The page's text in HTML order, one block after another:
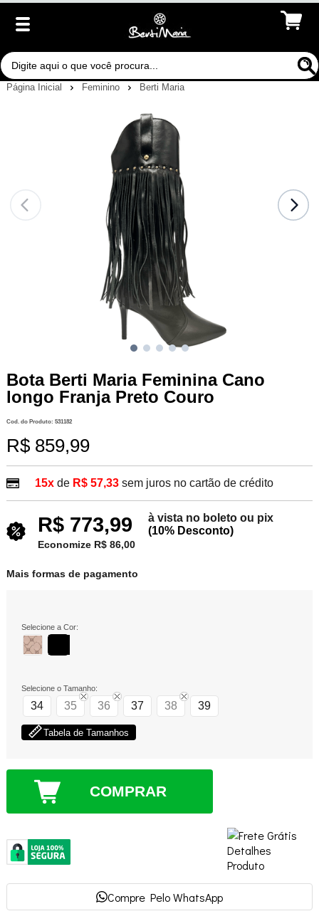
Página Inicial Feminino Berti Maria
Bota Berti Maria Feminina Cano
longo Franja Preto Couro
Cod. do Produto: 531182
R$ 859,99
15xde R$ 57,33 sem juros no cartão de crédito
R$ 773,99
à vista no boleto ou pix
(10% Desconto)
Economize R$ 86,00
Mais formas de pagamento
Selecione a Cor:
Selecione o Tamanho:
34 35 36 37 38 39
Tabela de Tamanhos
COMPRAR
Compre Pelo WhatsApp